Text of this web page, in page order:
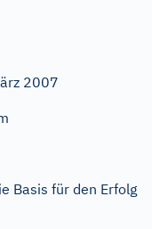
2007
Basis für den Erfolg